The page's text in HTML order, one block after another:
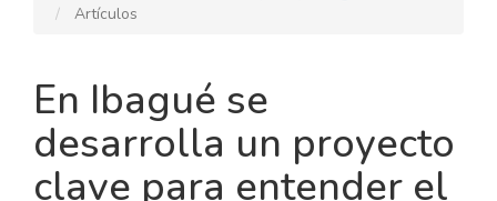
Artículos
En Ibagué se
desarrolla un proyecto
clave para entender el